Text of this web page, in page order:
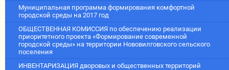
Муниципальная программа формирования комфортной
городской среды на 2017 год
ОБЩЕСТВЕННАЯ КОМИССИЯ по обеспечению реализации
приоритетного проекта «Формирование современной
городской среды» на территории Нововилговского сельского
поселения
ИНВЕНТАРИЗАЦИЯ дворовых и общественных территорий